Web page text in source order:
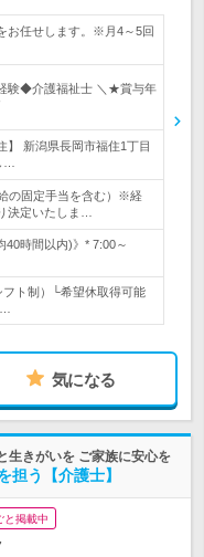
お任せします。※月4～5回
験◆介護福祉士 ＼★賞与年
】 新潟県長岡市福住1丁目
…
の固定手当を含む）※経
決定いたしま…
40時間以内)》* 7:00～
ト制）└希望休取得可能
気になる
生きがいを ご家族に安心を
担う【介護士】
と掲載中